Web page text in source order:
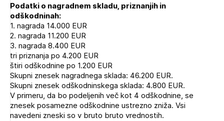
Podatki o nagradnem skladu, priznanjih in
odškodninah:
1. nagrada 14.000 EUR
2. nagrada 11.200 EUR
3. nagrada 8.400 EUR
tri priznanja po 4.200 EUR
štiri odškodnine po 1.200 EUR
Skupni znesek nagradnega sklada: 46.200 EUR.
Skupni znesek odškodninskega sklada: 4.800 EUR.
V primeru, da bo podeljenih več kot 4 odškodnine, se
znesek posamezne odškodnine ustrezno zniža. Vsi
navedeni zneski so v bruto bruto vrednostih.